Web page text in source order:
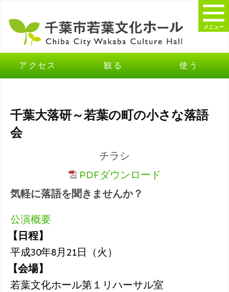
アクセス 観る 使う
メニュー
千葉大落研～若葉の町の小さな落語
会
チラシ
PDFダウンロード
気軽に落語を聞きませんか？
公演概要
【日程】
平成30年8月21日（火）
【会場】
若葉文化ホール第１リハーサル室